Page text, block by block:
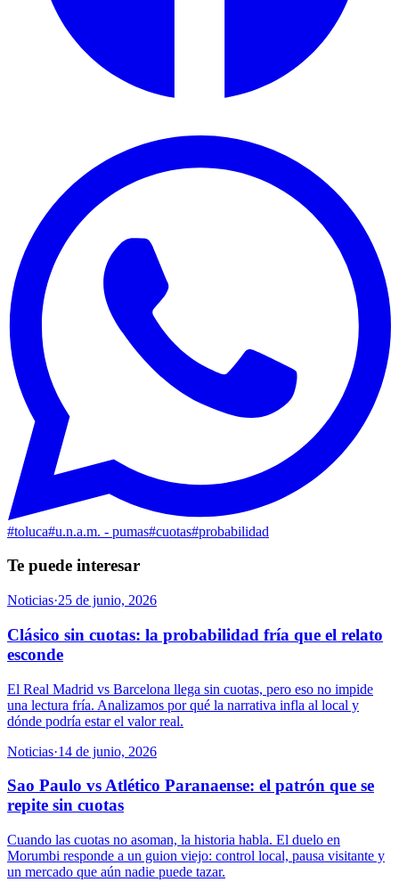
#toluca#u.n.a.m. - pumas#cuotas#probabilidad
Te puede interesar
Noticias·25 de junio, 2026
Clásico sin cuotas: la probabilidad fría que el relato
esconde
El Real Madrid vs Barcelona llega sin cuotas, pero eso no impide
una lectura fría. Analizamos por qué la narrativa infla al local y
dónde podría estar el valor real.
Noticias·14 de junio, 2026
Sao Paulo vs Atlético Paranaense: el patrón que se
repite sin cuotas
Cuando las cuotas no asoman, la historia habla. El duelo en
Morumbi responde a un guion viejo: control local, pausa visitante y
un mercado que aún nadie puede tazar.